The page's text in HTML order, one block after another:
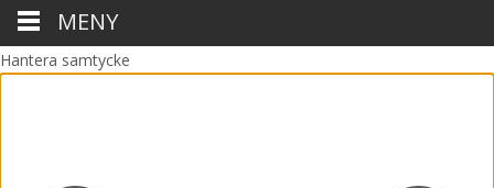
Hantera samtycke
MENY